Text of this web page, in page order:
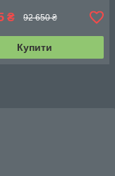
₴ 92 650 ₴
Купити